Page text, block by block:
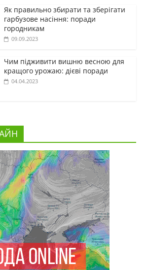
Як правильно збирати та зберігати
гарбузове насіння: поради
городникам
09.09.2023
Чим підживити вишню весною для
кращого урожаю: дієві поради
04.04.2023